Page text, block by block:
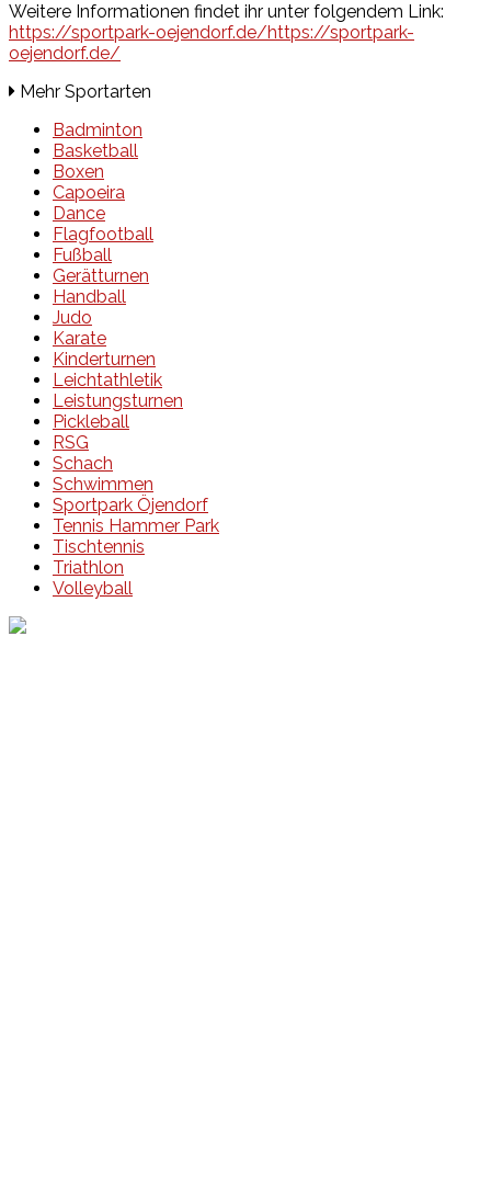
Weitere Informationen findet ihr unter folgendem Link:
https://sportpark-oejendorf.de/https://sportpark-
oejendorf.de/
Mehr Sportarten
Badminton
Basketball
Boxen
Capoeira
Dance
Flagfootball
Fußball
Gerätturnen
Handball
Judo
Karate
Kinderturnen
Leichtathletik
Leistungsturnen
Pickleball
RSG
Schach
Schwimmen
Sportpark Öjendorf
Tennis Hammer Park
Tischtennis
Triathlon
Volleyball